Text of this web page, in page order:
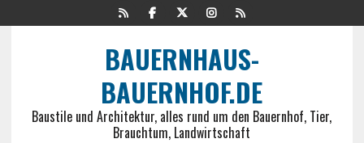
BAUERNHAUS-
BAUERNHOF.DE
Baustile und Architektur, alles rund um den Bauernhof, Tier,
Brauchtum, Landwirtschaft